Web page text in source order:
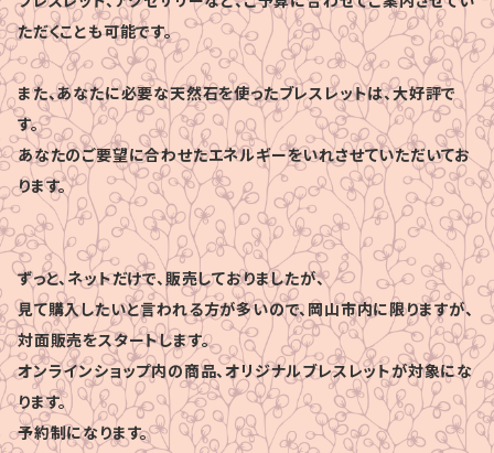
ただくことも可能です。
また、あなたに必要な天然石を使ったブレスレットは、大好評で
す。
あなたのご要望に合わせたエネルギーをいれさせていただいてお
ります。
ずっと、ネットだけで、販売しておりましたが、
見て購入したいと言われる方が多いので、岡山市内に限りますが、
対面販売をスタートします。
オンラインショップ内の商品、オリジナルブレスレットが対象にな
ります。
予約制になります。